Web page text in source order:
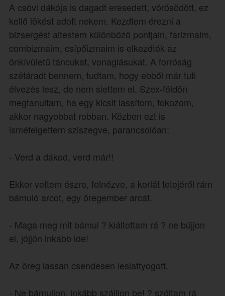
A csövi dákója is dagadt eresedett, vörösödött, ez
kellő lökést adott nekem. Kezdtem érezni a
bizsergést altestem különböző pontjain, farizmaim,
combizmaim, csípőizmaim is elkezdték az
önkívületű táncukat, vonaglásukat. A forróság
szétáradt bennem, tudtam, hogy ebből már tuti
élvezés lesz, de nem siettem el. Szex-földön
megtanultam, ha egy kicsit lassítom, fokozom,
akkor nagyobbat robban. Közben ezt is
ismételgettem sziszegve, parancsolóan:
- Verd a dákod, verd már!!
Ekkor vettem észre, felnézve, a korlát tetejéről rám
bámuló arcot, egy öregember arcát.
- Maga meg mit bámul ? kiáltottam rá ? ne bújjon
el, jöjjön inkább ide!
Az öreg lassan csendesen leslattyogott.
- Ne bámuljon, inkább szálljon be! ? szóltam rá